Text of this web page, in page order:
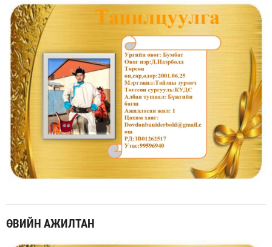
ӨВИЙН АЖИЛТАН